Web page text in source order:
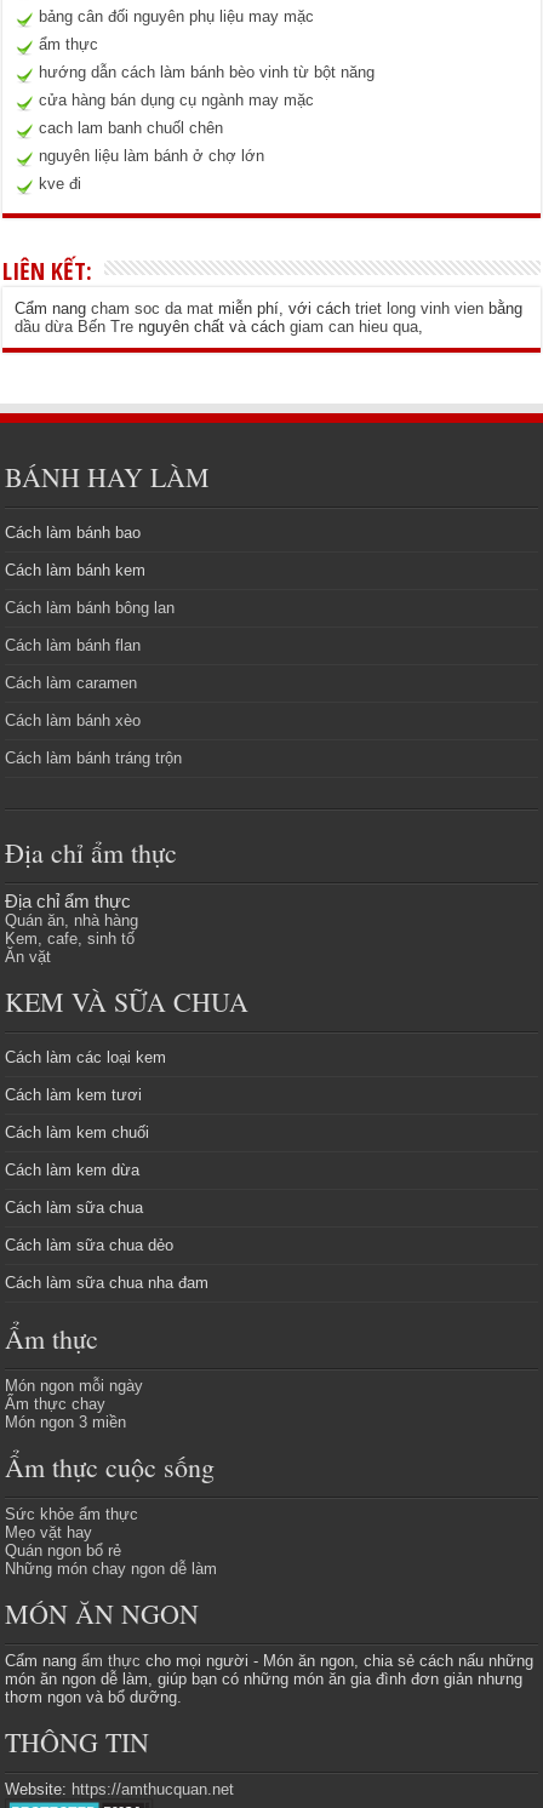
bảng cân đối nguyên phụ liệu may mặc
ẩm thực
hướng dẫn cách làm bánh bèo vinh từ bột năng
cửa hàng bán dụng cụ ngành may mặc
cach lam banh chuốl chên
nguyên liệu làm bánh ở chợ lớn
kve đi
LIÊN KẾT:
Cẩm nangcham soc da mat miễn phí, với cáchtriet long vinh vien bằng
dầu dừa Bến Tre nguyên chất và cáchgiam can hieu qua,
BÁNH HAY LÀM
Cách làm bánh bao
Cách làm bánh kem
Cách làm bánh bông lan
Cách làm bánh flan
Cách làm caramen
Cách làm bánh xèo
Cách làm bánh tráng trộn
Địa chỉ ẩm thực
Địa chỉ ẩm thực
Quán ăn, nhà hàng
Kem, cafe, sinh tố
Ăn vặt
KEM VÀ SỮA CHUA
Cách làm các loại kem
Cách làm kem tươi
Cách làm kem chuối
Cách làm kem dừa
Cách làm sữa chua
Cách làm sữa chua dẻo
Cách làm sữa chua nha đam
Ẩm thực
Món ngon mỗi ngày
Ẩm thực chay
Món ngon 3 miền
Ẩm thực cuộc sống
Sức khỏe ẩm thực
Mẹo vặt hay
Quán ngon bổ rẻ
Những món chay ngon dễ làm
MÓN ĂN NGON
Cẩm nangẩm thực cho mọi người - Món ăn ngon, chia sẻ cách nấu những
món ăn ngon dễ làm, giúp bạn có những món ăn gia đình đơn giản nhưng
thơm ngon và bổ dưỡng.
THÔNG TIN
Website: https://amthucquan.net